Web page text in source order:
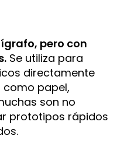
pero con
Se utiliza para
directamente
como papel,
son no
prototipos rápidos